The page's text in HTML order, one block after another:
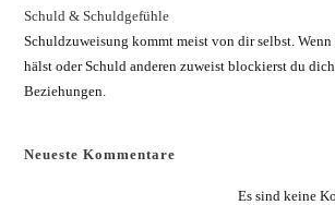
Schuld & Schuldgefühle
Schuldzuweisung kommt meist von dir selbst.
hälst oder Schuld anderen zuweist blockierst du
Beziehungen.
Neueste Kommentare
Es sind keine